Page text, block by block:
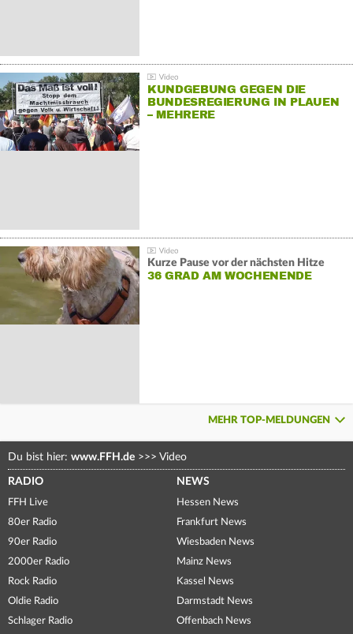
KUNDGEBUNG GEGEN DIE
BUNDESREGIERUNG IN PLAUEN
– MEHRERE
Kurze Pause vor der nächsten Hitze
36 GRAD AM WOCHENENDE
MEHR TOP-MELDUNGEN
Du bist hier: www.FFH.de >>> Video
RADIO
FFH Live
80er Radio
90er Radio
2000er Radio
Rock Radio
Oldie Radio
Schlager Radio
NEWS
Hessen News
Frankfurt News
Wiesbaden News
Mainz News
Kassel News
Darmstadt News
Offenbach News